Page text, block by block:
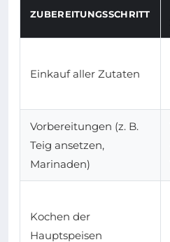
ZUBEREITUNGSSCHRITT
Einkauf aller Zutaten
Vorbereitungen (z. B.
Teig ansetzen,
Marinaden)
Kochen der
Hauptspeisen